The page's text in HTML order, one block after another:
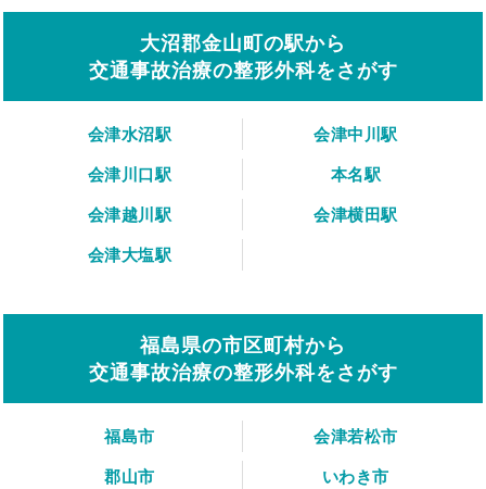
大沼郡金山町の駅から
交通事故治療の整形外科をさがす
会津水沼駅
会津中川駅
会津川口駅
本名駅
会津越川駅
会津横田駅
会津大塩駅
福島県の市区町村から
交通事故治療の整形外科をさがす
福島市
会津若松市
郡山市
いわき市